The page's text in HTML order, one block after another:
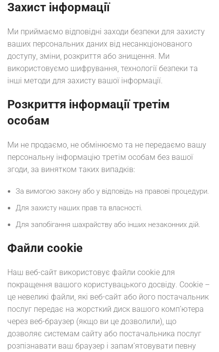
Захист інформації
Ми приймаємо відповідні заходи безпеки для захисту
ваших персональних даних від несанкціонованого
доступу, зміни, розкриття або знищення. Ми
використовуємо шифрування, технології безпеки та
інші методи для захисту вашої інформації.
Розкриття інформації третім
особам
Ми не продаємо, не обмінюємо та не передаємо вашу
персональну інформацію третім особам без вашої
згоди, за винятком таких випадків:
За вимогою закону або у відповідь на правові процедури.
Для захисту наших прав та власності.
Для запобігання шахрайству або інших незаконних дій.
Файли cookie
Наш веб-сайт використовує файли cookie для
покращення вашого користувацького досвіду. Cookie –
це невеликі файли, які веб-сайт або його постачальник
послуг передає на жорсткий диск вашого комп’ютера
через веб-браузер (якщо ви це дозволили), що
дозволяє системам сайту або постачальника послуг
розпізнавати ваш браузер і запам’ятовувати певну